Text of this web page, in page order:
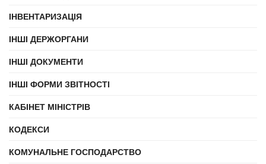
ІНВЕНТАРИЗАЦІЯ
ІНШІ ДЕРЖОРГАНИ
ІНШІ ДОКУМЕНТИ
ІНШІ ФОРМИ ЗВІТНОСТІ
КАБІНЕТ МІНІСТРІВ
КОДЕКСИ
КОМУНАЛЬНЕ ГОСПОДАРСТВО